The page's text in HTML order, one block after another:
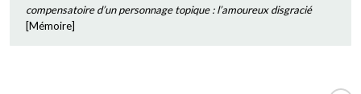
compensatoire d’un personnage topique : l’amoureux disgracié
[Mémoire]